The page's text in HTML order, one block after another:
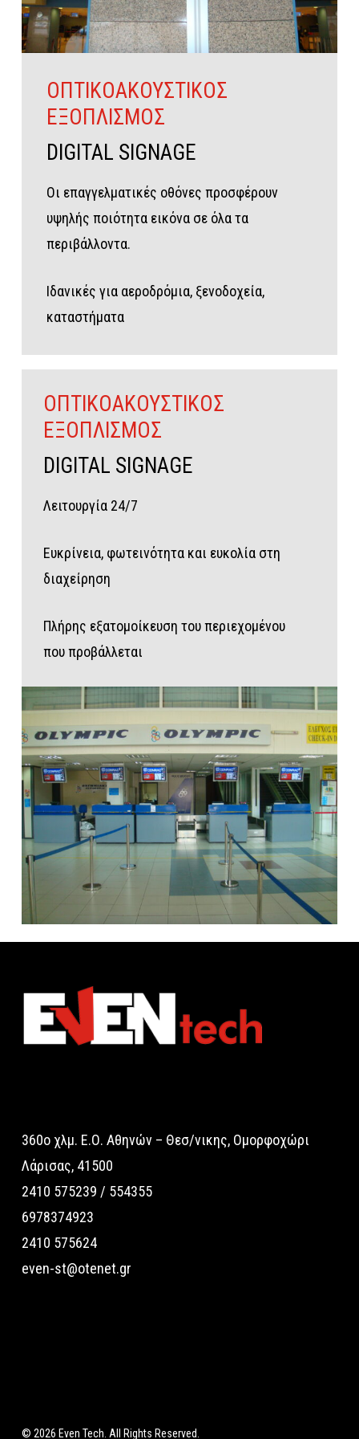
ΟΠΤΙΚΟΑΚΟΥΣΤΙΚΟΣ
ΕΞΟΠΛΙΣΜΟΣ
DIGITAL SIGNAGE
Οι επαγγελματικές οθόνες προσφέρουν
υψηλής ποιότητα εικόνα σε όλα τα
περιβάλλοντα.
Ιδανικές για αεροδρόμια, ξενοδοχεία,
καταστήματα
ΟΠΤΙΚΟΑΚΟΥΣΤΙΚΟΣ
ΕΞΟΠΛΙΣΜΟΣ
DIGITAL SIGNAGE
Λειτουργία 24/7
Ευκρίνεια, φωτεινότητα και ευκολία στη
διαχείρηση
Πλήρης εξατομοίκευση του περιεχομένου
που προβάλλεται
360o χλμ. Ε.Ο. Αθηνών – Θεσ/νικης, Ομορφοχώρι
Λάρισας, 41500
2410 575239 / 554355
6978374923
2410 575624
even-st@otenet.gr
© 2026 Even Tech. All Rights Reserved.